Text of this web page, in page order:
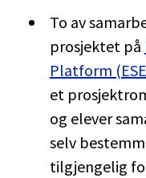
To av
prosjektet på
Platform
et
og elever
selv
tilgjengelig